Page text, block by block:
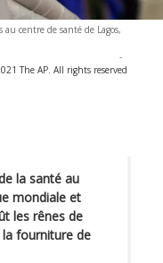
centre de santé de Lagos,
-
The AP. All rights reserved
la santé au
mondiale et
les rênes de
la fourniture de